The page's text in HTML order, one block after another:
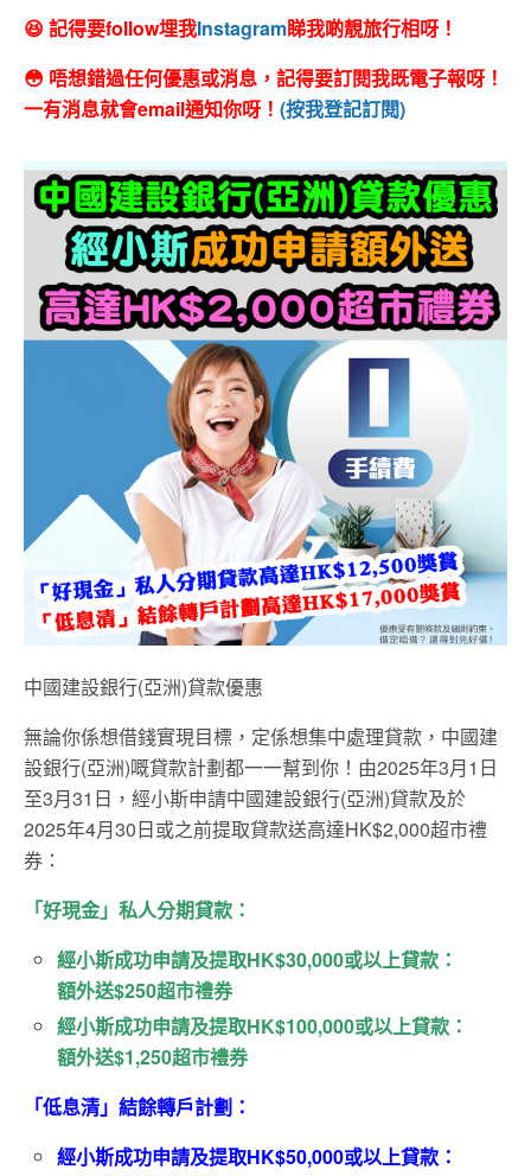
😆 記得要follow埋我Instagram睇我啲靚旅行相呀！
😳 唔想錯過任何優惠或消息，記得要訂閱我既電子報呀！
一有消息就會email通知你呀！ (按我登記訂閱)
中國建設銀行(亞洲)貸款優惠
無論你係想借錢實現目標，定係想集中處理貸款，中國建
設銀行(亞洲)嘅貸款計劃都一一幫到你！由2025年3月1日
至3月31日，經小斯申請中國建設銀行(亞洲)貸款及於
2025年4月30日或之前提取貸款送高達HK$2,000超市禮
券：
「好現金」私人分期貸款：
經小斯成功申請及提取HK$30,000或以上貸款：
額外送$250超市禮券
經小斯成功申請及提取HK$100,000或以上貸款：
額外送$1,250超市禮券
「低息清」結餘轉戶計劃：
經小斯成功申請及提取HK$50,000或以上貸款：